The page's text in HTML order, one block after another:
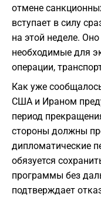
отмене
вступает в силу
на этой неделе.
необходимые для
операции,
Как уже
США и Ираном
период
стороны должны
дипломатические
обязуется
программы без
подтверждает